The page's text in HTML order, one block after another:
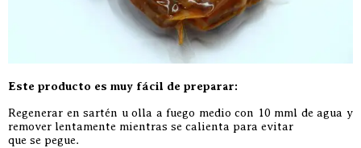
Este producto es muy fácil de preparar:
Regenerar en sartén u olla a fuego medio con 10 mml de agua y
remover lentamente mientras se calienta para evitar
que se pegue.